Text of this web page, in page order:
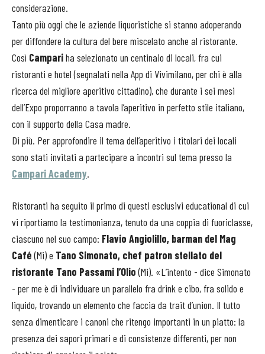
considerazione.
Tanto più oggi che le aziende liquoristiche si stanno adoperando
per diffondere la cultura del bere miscelato anche al ristorante.
Così Campariha selezionato un centinaio di locali, fra cui
ristoranti e hotel (segnalati nella App di Vivimilano, per chi è alla
ricerca del migliore aperitivo cittadino), che durante i sei mesi
dell’Expo proporranno a tavola l’aperitivo in perfetto stile italiano,
con il supporto della Casa madre.
Di più. Per approfondire il tema dell’aperitivo i titolari dei locali
sono stati invitati a partecipare a incontri sul tema presso la
Campari Academy.
Ristoranti ha seguito il primo di questi esclusivi educational di cui
vi riportiamo la testimonianza, tenuto da una coppia di fuoriclasse,
ciascuno nel suo campo: Flavio Angiolillo, barman del Mag
Café(Mi) e Tano Simonato, chef patron stellato del
ristorante Tano Passami l’Olio(Mi). «L’intento - dice Simonato
- per me è di individuare un parallelo fra drink e cibo, fra solido e
liquido, trovando un elemento che faccia da trait d’union. Il tutto
senza dimenticare i canoni che ritengo importanti in un piatto: la
presenza dei sapori primari e di consistenze differenti, per non